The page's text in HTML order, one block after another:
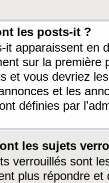
les posts-it ?
it apparaissent en
sur la première
et vous devriez
et les
définies par
les sujets
verrouillés sont
plus répondre